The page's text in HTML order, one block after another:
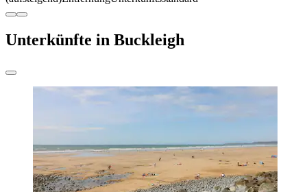
Unterkünfte in Buckleigh